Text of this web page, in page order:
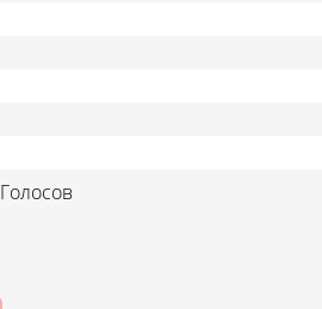
Голосов